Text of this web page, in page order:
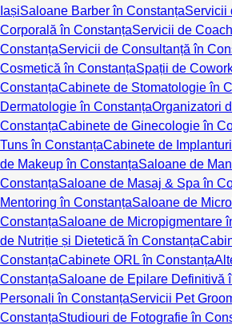
IașiSaloane Barber în ConstanțaServicii
Corporală în ConstanțaServicii de
ConstanțaServicii de Consultanță în
Cosmetică în ConstanțaSpații de
ConstanțaCabinete de Stomatologie în
Dermatologie în ConstanțaOrganizatori
ConstanțaCabinete de Ginecologie în
Tuns în ConstanțaCabinete de
de Makeup în ConstanțaSaloane de
ConstanțaSaloane de Masaj & Spa în
Mentoring în ConstanțaSaloane de
ConstanțaSaloane de Micropigmentare
de Nutriție și Dietetică în Constanța
ConstanțaCabinete ORL în Constanța
ConstanțaSaloane de Epilare Definitivă
Personali în ConstanțaServicii Pet
ConstanțaStudiouri de Fotografie în